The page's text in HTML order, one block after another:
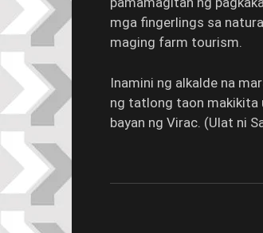
mga fingerlings sa
maging farm tourism.
Inamini ng alkalde na
ng tatlong taon makikita
bayan ng Virac. (Ulat ni